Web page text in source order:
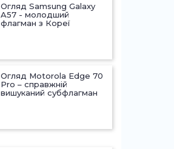
Огляд Samsung Galaxy
A57 - молодший
флагман з Кореї
Огляд Motorola Edge 70
Pro – справжній
вишуканий субфлагман